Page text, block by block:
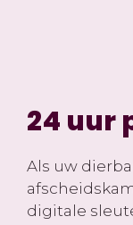
24 uur
Als uw
digitale